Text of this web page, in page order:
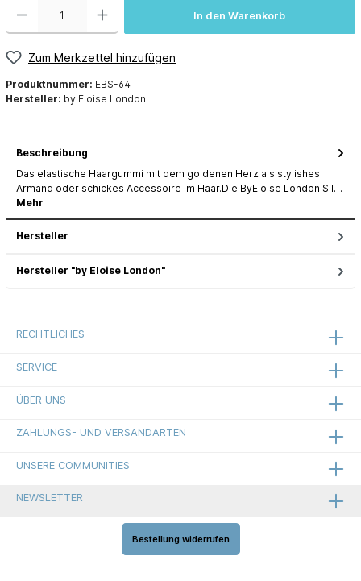
In den Warenkorb
Zum Merkzettel hinzufügen
Produktnummer: EBS-64
Hersteller: by Eloise London
Beschreibung
Das elastische Haargummi mit dem goldenen Herz als stylishes
Armand oder schickes Accessoire im Haar.Die ByEloise London Sil…
Mehr
Hersteller
Hersteller "by Eloise London"
RECHTLICHES
SERVICE
ÜBER UNS
ZAHLUNGS- UND VERSANDARTEN
UNSERE COMMUNITIES
NEWSLETTER
Bestellung widerrufen